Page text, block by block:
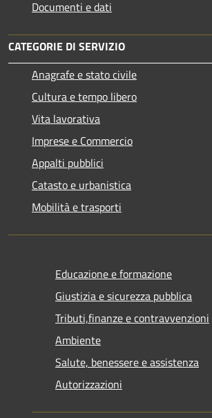
Documenti e dati
CATEGORIE DI SERVIZIO
Anagrafe e stato civile
Cultura e tempo libero
Vita lavorativa
Imprese e Commercio
Appalti pubblici
Catasto e urbanistica
Mobilità e trasporti
Educazione e formazione
Giustizia e sicurezza pubblica
Tributi,finanze e contravvenzioni
Ambiente
Salute, benessere e assistenza
Autorizzazioni